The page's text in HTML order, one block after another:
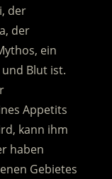
der
der
ein
Blut ist.
Appetits
kann ihm
haben
Gebietes